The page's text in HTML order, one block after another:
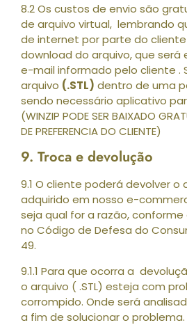
8.2 Os custos de envio são
de arquivo virtual, lembrando
de internet por parte do
download do arquivo, que será
e-mail informado pelo cliente .
arquivo (.STL) dentro de uma
sendo necessário aplicativo
(WINZIP PODE SER BAIXADO
DE PREFERENCIA DO CLIENTE)
9. Troca e devolução
9.1 O cliente poderá devolver o
adquirido em nosso e-
seja qual for a razão, conforme
no Código de Defesa do
49.
9.1.1 Para que ocorra a
o arquivo ( .STL) esteja com
corrompido. Onde será
a fim de solucionar o problema.